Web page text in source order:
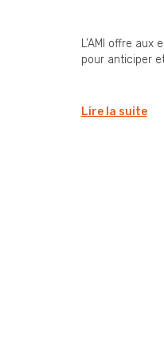
L’AMI offre
pour anticiper
Lire la suite